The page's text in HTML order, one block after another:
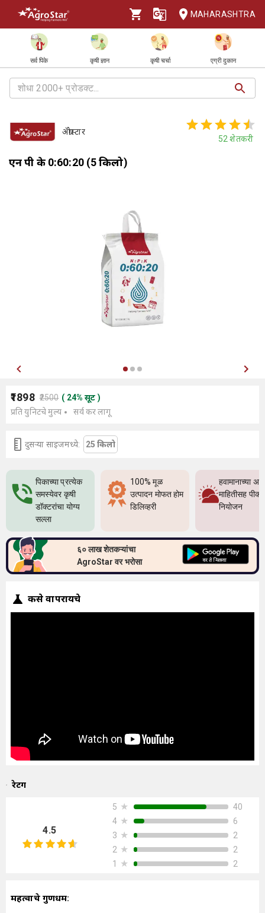
MAHARASHTRA
सर्व पिके कृषी ज्ञान कृषी चर्चा एग्री दुकान
ॲग्रोस्टार
52 शेतकरी
एन पी के 0:60:20 (5 किलो)
₹1898 ₹2500 ( 24% सूट )
प्रति युनिटचे मुल्य
सर्व कर लागू
दुसर्‍या साइजमध्ये: 25 किलो
पिकाच्या प्रत्येक
समस्येवर कृषी
डॉक्टरांचा योग्य
सल्ला
100% मूळ
उत्पादन मोफत होम
डिलिव्हरी
हवामानाच्या
माहितीसह पीक
नियोजन
६० लाख शेतकऱ्यांचा
AgroStar वर भरोसा
कसे वापरायचे
रेटिंग
4.5
5 ★
40
4 ★
6
3 ★
2
2 ★
2
1
★ 2
महत्वाचे गुणधर्म: